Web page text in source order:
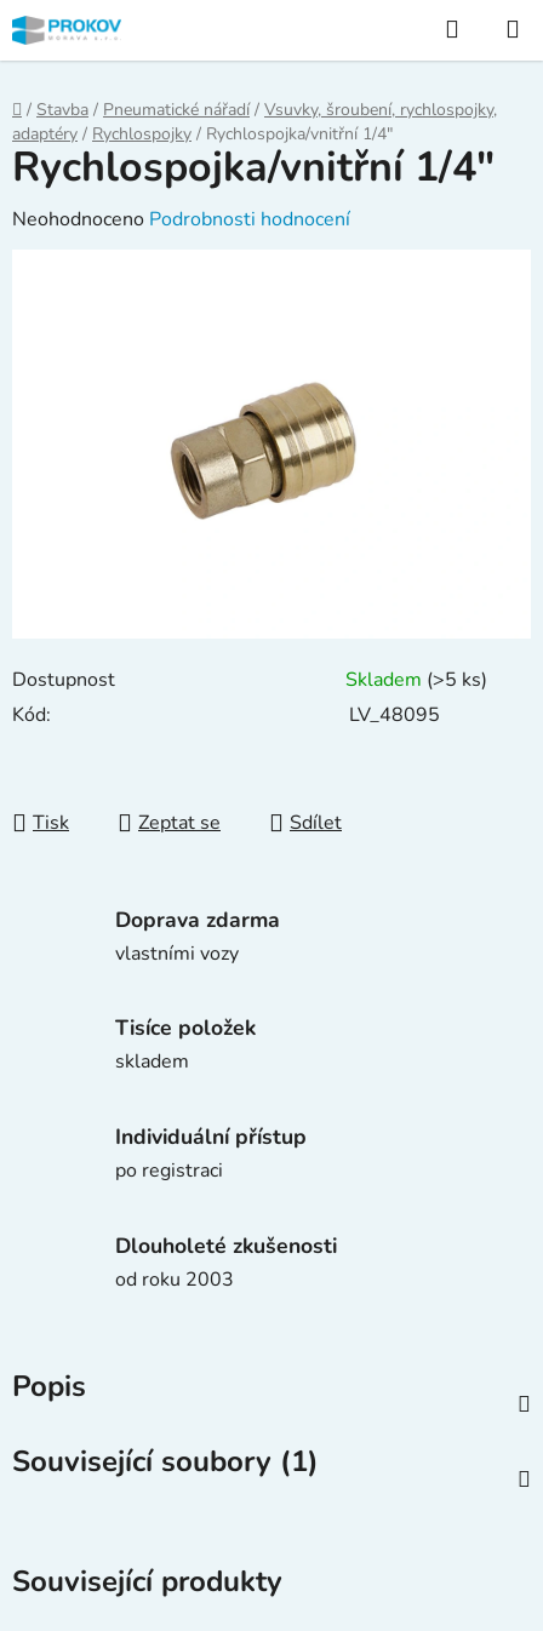
Přejít
na
obsah
Hledat
Domů
/ Stavba / Pneumatické nářadí / Vsuvky, šroubení, rychlospojky,
adaptéry / Rychlospojky / Rychlospojka/vnitřní 1/4"
Dostupnost Skladem (>5 ks)
Kód:
LV_48095
Tisk Zeptat se Sdílet
Rychlospojka/vnitřní 1/4"
Průměrné
Neohodnoceno Podrobnosti hodnocení
Doprava zdarma
vlastními vozy
Tisíce položek
skladem
Individuální přístup
po registraci
Dlouholeté zkušenosti
od roku 2003
Popis
Související soubory (1)
Související produkty